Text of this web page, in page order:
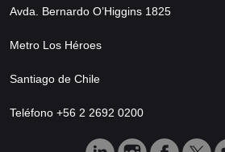
Avda. Bernardo O’Higgins 1825
Metro Los Héroes
Santiago de Chile
Teléfono +56 2 2692 0200